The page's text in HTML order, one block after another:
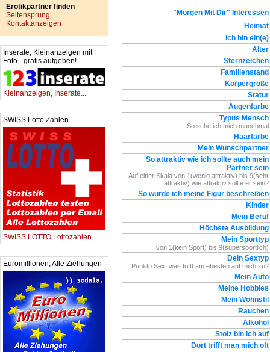
Erotikpartner finden
Seitensprung
Kontaktanzeigen
Inserate, Kleinanzeigen mit
Foto - gratis aufgeben!
Kleinanzeigen, Inserate...
SWISS Lotto Zahlen
SWISS LOTTO Lottozahlen
Euromillionen, Alle Ziehungen
"Morgen Mit Dir" Interessen
Heimat
Ich bin ein(e)
Alter
Sternzeichen
Familienstand
Körpergröße
Statur
Augenfarbe
Typus Mensch
So sehe ich mich manchmal
Haarfarbe
Mein Wunschpartner
So attraktiv wie ich sollte auch mein
Partner sein
Auf einer Skala von 1(wenig attraktiv) bis 9(sehr
attraktiv) wie attraktiv sollte er sein?
So würde ich meine Figur beschreiben
Kinder
Mein Beruf
Höchste Ausbildung
Mein Sporttyp
von 1(kein Sport) bis 9(supersportlich)
Dein Sextyp
Punkto Sex: was trifft am ehesten auf mich zu?
Mein Auto
Meine Hobbies
Mein Wohnstil
Rauchen
Alkohol
Stolz bin ich auf
Dort trifft man mich oft